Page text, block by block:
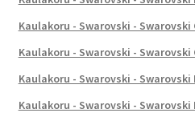
Kaulakoru - Swarovski - Swarovski
Kaulakoru - Swarovski - Swarovski
Kaulakoru - Swarovski - Swarovski
Kaulakoru - Swarovski - Swarovski